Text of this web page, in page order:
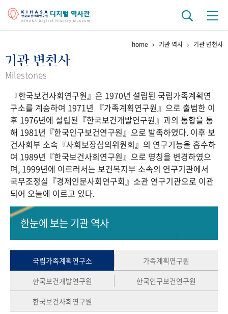
걸어온 길 기관 변천사
연구 역사
정책과 연구 키워드로 보는 연구 역사
연구자들
간행물 변천사
기록물 아카이브
사진 아카이브 문서 기록물 행정박물 영상 기록물
50+1 주년 기념
세계와 함께 한 KIHASA
VR 역사관
home 기관 역사 기관 변천사
기관 변천사
Milestones
『한국보건사회연구원』은 1970년 설립된 국립가족계획연
구소를 계승하여 1971년 『가족계획연구원』으로 출범한 이
후 1976년에 설립된『한국보건개발연구원』과의 통합을 통
해 1981년『한국인구보건연구원』으로 발족하였다. 이후 보
건사회부 소속『사회보장심의위원회』의 연구기능을 흡수하
여 1989년『한국보건사회연구원』으로 명칭을 변경하였으
며, 1999년에 이르러서는 보건복지부 소속의 연구기관에서
국무조정실『경제인문사회연구회』소관 연구기관으로 이관
되어 오늘에 이르고 있다.
한눈에 보는기관 역사
국립가족계획연구소
가족계획연구원
한국보건개발연구원
한국인구보건연구원
한국보건사회연구원